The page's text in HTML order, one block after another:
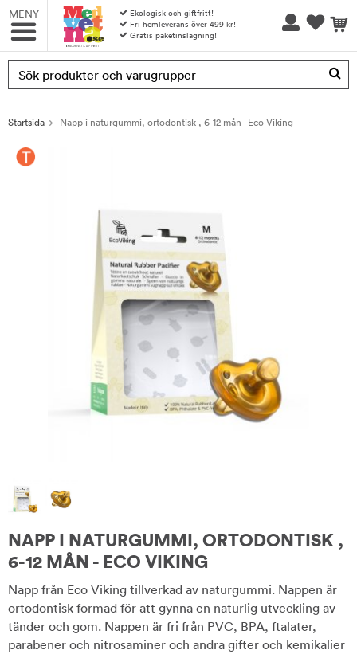
MENY
Ekologisk och giftfritt!
Fri hemleverans över 499 kr!
Gratis paketinslagning!
Produkten har blivit tillagd i varukorgen
Startsida Napp i naturgummi, ortodontisk , 6-12 mån - Eco Viking
NAPP I NATURGUMMI, ORTODONTISK ,
6-12 MÅN - ECO VIKING
Napp från Eco Viking tillverkad av naturgummi. Nappen är
ortodontisk formad för att gynna en naturlig utveckling av
tänder och gom. Nappen är fri från PVC, BPA, ftalater,
parabener och nitrosaminer och andra gifter och kemikalier